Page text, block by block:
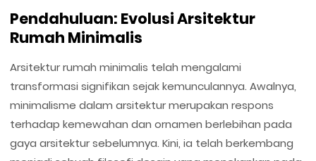
Pendahuluan: Evolusi Arsitektur
Rumah Minimalis
Arsitektur rumah minimalis telah mengalami
transformasi signifikan sejak kemunculannya. Awalnya,
minimalisme dalam arsitektur merupakan respons
terhadap kemewahan dan ornamen berlebihan pada
gaya arsitektur sebelumnya. Kini, ia telah berkembang